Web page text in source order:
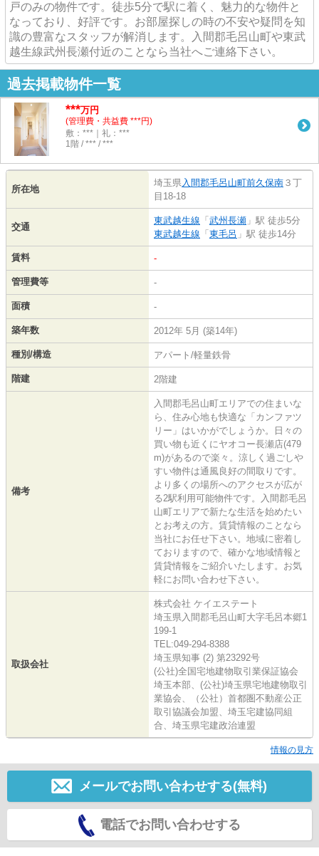
戸のみの物件です。徒歩5分で駅に着く、魅力的な物件と
なっており、好評です。お部屋探しの時の不安や疑問を知
識の豊富なスタッフが解消します。入間郡毛呂山町や東武
越生線武州長瀬付近のことなら当社へご連絡下さい。
過去掲載物件一覧
***万円
(管理費・共益費 ***円)
敷：***｜礼：***
1階 / *** / ***
所在地
埼玉県入間郡毛呂山町前久保南 ３丁
目18-18
交通
東武越生線 「 武州長瀬 」駅 徒歩5分
東武越生線 「 東毛呂 」駅 徒歩14分
賃料 -
管理費等 -
面積 -
築年数 2012年 5月 (築14年)
種別/構造 アパート/軽量鉄骨
階建 2階建
備考
入間郡毛呂山町エリアでの住まいな
ら、住み心地も快適な「カンファツ
リー」はいかがでしょうか。日々の
買い物も近くにヤオコー長瀬店(479
m)があるので楽々。涼しく過ごしや
すい物件は通風良好の間取りです。
より多くの場所へのアクセスが広が
る2駅利用可能物件です。入間郡毛呂
山町エリアで新たな生活を始めたい
とお考えの方。賃貸情報のことなら
当社にお任せ下さい。地域に密着し
ておりますので、確かな地域情報と
賃貸情報をご紹介いたします。お気
軽にお問い合わせ下さい。
取扱会社
株式会社 ケイエステート
埼玉県入間郡毛呂山町大字毛呂本郷1
199-1
TEL:049-294-8388
埼玉県知事 (2) 第23292号
(公社)全国宅地建物取引業保証協会
埼玉本部、(公社)埼玉県宅地建物取引
業協会、（公社）首都圏不動産公正
取引協議会加盟、埼玉宅建協同組
合、埼玉県宅建政治連盟
情報の見方
メールでお問い合わせする(無料)
電話でお問い合わせする